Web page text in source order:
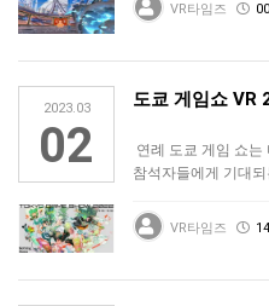
VR타임즈
2023.03
02
도쿄 게임쇼 VR
연례 도쿄 게임 쇼는
참석자들에게 기대
VR타임즈